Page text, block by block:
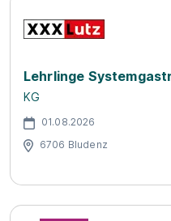
Lehrlinge
KG
01.08.2026
6706 Bludenz